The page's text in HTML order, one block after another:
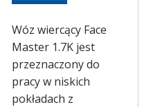
Wóz wiercący Face
Master 1.7K jest
przeznaczony do
pracy w niskich
pokładach z